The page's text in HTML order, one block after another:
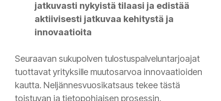
jatkuvasti nykyistä tilaasi ja edistää
aktiivisesti jatkuvaa kehitystä ja
innovaatioita
Seuraavan sukupolven tulostuspalveluntarjoajat
tuottavat yrityksille muutosarvoa innovaatioiden
kautta. Neljännesvuosikatsaus tekee tästä
toistuvan ja tietopohjaisen prosessin.